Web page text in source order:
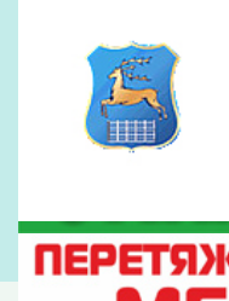
регулярные
Оперативные и
Гродно и
#новости в мире
#Латвия